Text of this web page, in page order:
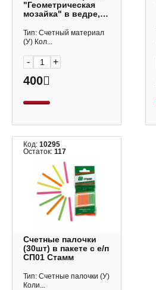
"Геометрическая
мозайка" в ведре, П
Тип: Счетный материал
(У) Кол...
- +
400
Код: 10295
Остаток: 117
Счетные палочки
(30шт) в пакете с е/п
СП01 Стамм
Тип: Счетные палочки (У)
Коли...